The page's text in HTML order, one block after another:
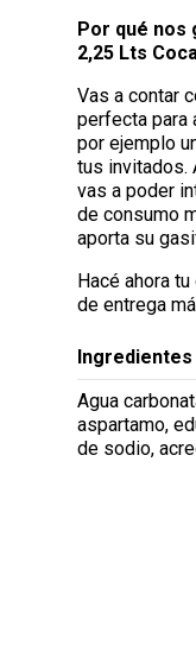
Por qué nos
2,25 Lts
Vas a contar
perfecta para
por ejemplo
tus invitados.
vas a poder
de consumo
aporta su
Hacé ahora
de entrega
Ingredientes
Agua
aspartamo,
de sodio,